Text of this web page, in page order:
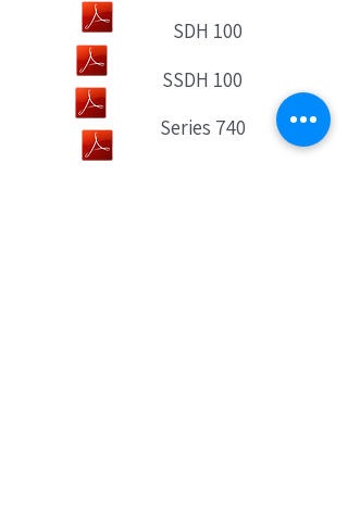
SDH 100
SSDH 100
Series 740